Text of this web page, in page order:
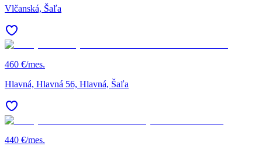
Vlčanská, Šaľa
460 €/mes.
Hlavná, Hlavná 56, Hlavná, Šaľa
440 €/mes.